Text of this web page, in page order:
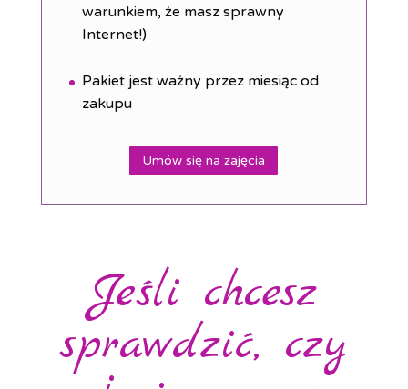
warunkiem, że masz sprawny
Internet!)
Pakiet jest ważny przez miesiąc od
zakupu
Umów się na zajęcia
Jeśli chcesz
sprawdzić, czy